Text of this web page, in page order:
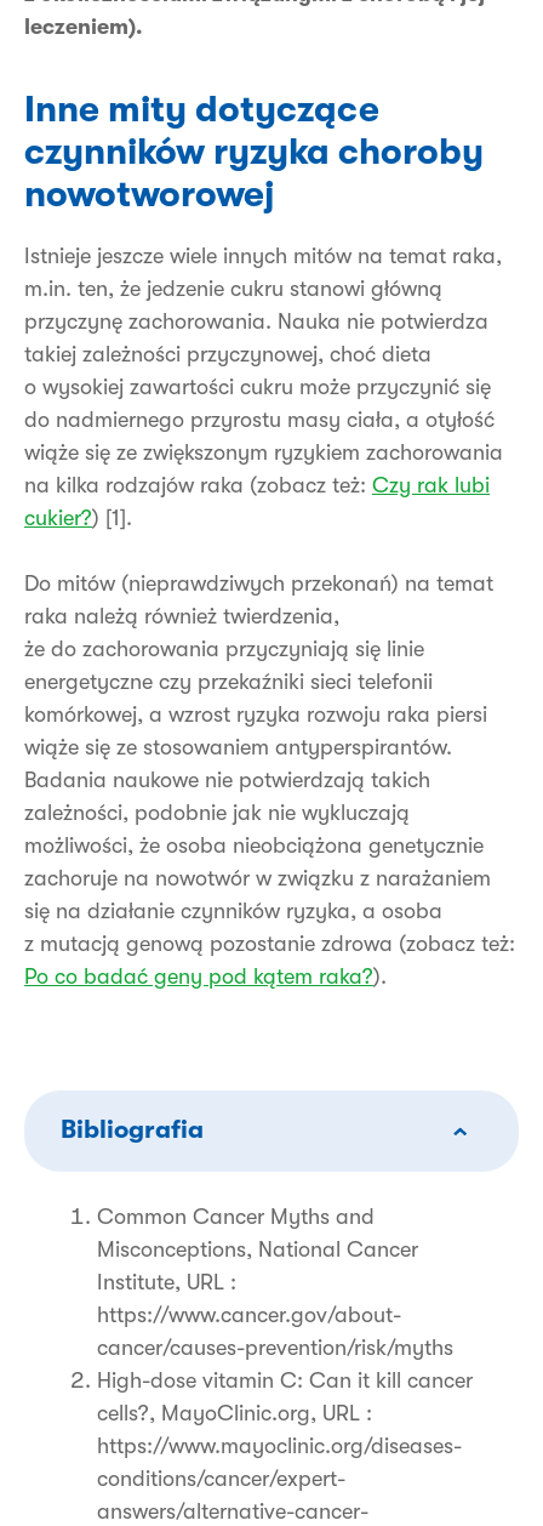
leczeniem).
Inne mity dotyczące
czynników ryzyka choroby
nowotworowej
Istnieje jeszcze wiele innych mitów na temat raka,
m.in. ten, że jedzenie cukru stanowi główną
przyczynę zachorowania. Nauka nie potwierdza
takiej zależności przyczynowej, choć dieta
o wysokiej zawartości cukru może przyczynić się
do nadmiernego przyrostu masy ciała, a otyłość
wiąże się ze zwiększonym ryzykiem zachorowania
na kilka rodzajów raka (zobacz też: Czy rak lubi
cukier?) [1].
Do mitów (nieprawdziwych przekonań) na temat
raka należą również twierdzenia,
że do zachorowania przyczyniają się linie
energetyczne czy przekaźniki sieci telefonii
komórkowej, a wzrost ryzyka rozwoju raka piersi
wiąże się ze stosowaniem antyperspirantów.
Badania naukowe nie potwierdzają takich
zależności, podobnie jak nie wykluczają
możliwości, że osoba nieobciążona genetycznie
zachoruje na nowotwór w związku z narażaniem
się na działanie czynników ryzyka, a osoba
z mutacją genową pozostanie zdrowa (zobacz też:
Po co badać geny pod kątem raka?).
Bibliografia
Common Cancer Myths and
Misconceptions, National Cancer
Institute, URL :
https://www.cancer.gov/about-
cancer/causes-prevention/risk/myths
High-dose vitamin C: Can it kill cancer
cells?, MayoClinic.org, URL :
https://www.mayoclinic.org/diseases-
conditions/cancer/expert-
answers/alternative-cancer-